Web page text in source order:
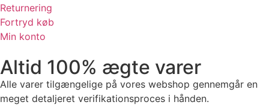
Returnering
Fortryd køb
Min konto
Altid 100% ægte varer
Alle varer tilgængelige på vores webshop gennemgår en
meget detaljeret verifikationsproces i hånden.